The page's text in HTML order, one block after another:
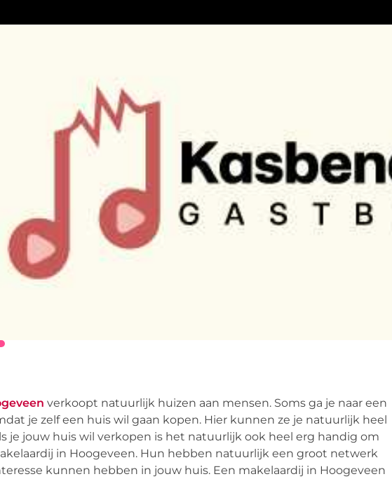
verkoopt natuurlijk huizen aan mensen. Soms ga je naar een
je zelf een huis wil gaan kopen. Hier kunnen ze je natuurlijk heel
je jouw huis wil verkopen is het natuurlijk ook heel erg handig om
in Hoogeveen. Hun hebben natuurlijk een groot netwerk
kunnen hebben in jouw huis. Een makelaardij in Hoogeveen